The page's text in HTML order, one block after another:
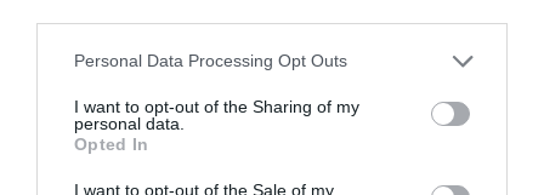
Personal Data Processing Opt Outs
I want to opt-out of the Sharing of my
personal data.
Opted In
I want to opt-out of the Sale of my
Marcelo Gullo: “El trabajo de desmitificar la
historia, de poner la verdadera, de